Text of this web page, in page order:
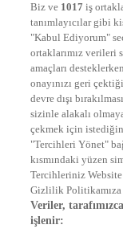
STAR
EURO
KRAL
DYG Radyolar
NTV
KRAL
KRAL
EKSEN
DYG Dijital
ntv.com.tr
Biz ve 1017 iş
tanımlayıcılar gibi
"Kabul Ediyorum"
ortaklarımız verileri
amaçları
onayınızı geri
devre dışı
sizinle alakalı
çekmek için
"Tercihleri Yönet"
kısmındaki yüzen
Tercihleriniz Website
Gizlilik
Veriler,
işlenir: